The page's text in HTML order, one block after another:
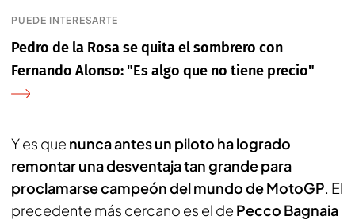
PUEDE INTERESARTE
Pedro de la Rosa se quita el sombrero con
Fernando Alonso: "Es algo que no tiene precio"
Y es que nunca antes un piloto ha logrado
remontar una desventaja tan grande para
proclamarse campeón del mundo de MotoGP. El
precedente más cercano es el de Pecco Bagnaia